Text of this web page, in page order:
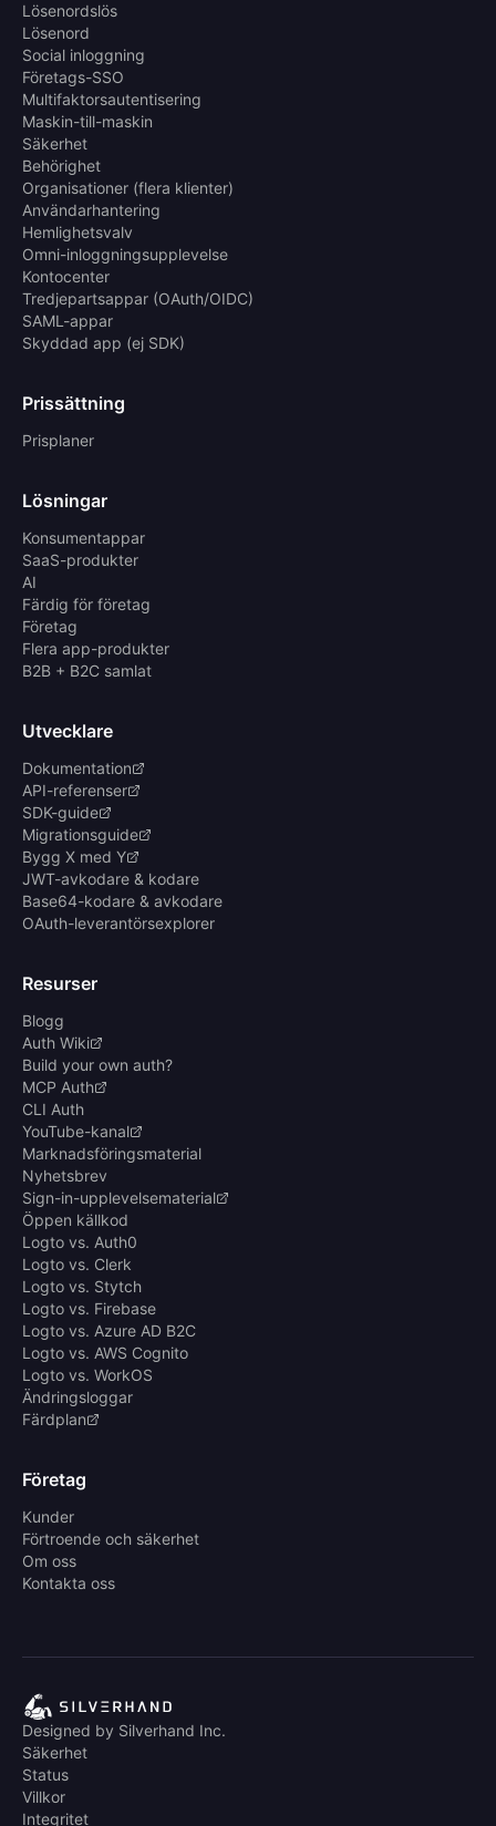
Lösenordslös
Lösenord
Social inloggning
Företags-SSO
Multifaktorsautentisering
Maskin-till-maskin
Säkerhet
Behörighet
Organisationer (flera klienter)
Användarhantering
Hemlighetsvalv
Omni-inloggningsupplevelse
Kontocenter
Tredjepartsappar (OAuth/OIDC)
SAML-appar
Skyddad app (ej SDK)
Prissättning
Prisplaner
Lösningar
Konsumentappar
SaaS-produkter
AI
Färdig för företag
Företag
Flera app-produkter
B2B + B2C samlat
Utvecklare
Dokumentation
API-referenser
SDK-guide
Migrationsguide
Bygg X med Y
JWT-avkodare & kodare
Base64-kodare & avkodare
OAuth-leverantörsexplorer
Resurser
Blogg
Auth Wiki
Build your own auth?
MCP Auth
CLI Auth
YouTube-kanal
Marknadsföringsmaterial
Nyhetsbrev
Sign-in-upplevelsematerial
Öppen källkod
Logto vs. Auth0
Logto vs. Clerk
Logto vs. Stytch
Logto vs. Firebase
Logto vs. Azure AD B2C
Logto vs. AWS Cognito
Logto vs. WorkOS
Ändringsloggar
Färdplan
Företag
Kunder
Förtroende och säkerhet
Om oss
Kontakta oss
Designed by Silverhand Inc.
Säkerhet
Status
Villkor
Integritet